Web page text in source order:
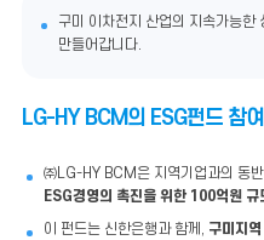
구미 이차전지 산업의 지속가능한
만들어갑니다.
LG-HY BCM의 ESG펀드 참
㈜LG-HY BCM은 지역기업과의 동
ESG경영의 촉진을 위한 100억원 규
이 펀드는 신한은행과 함께, 구미지